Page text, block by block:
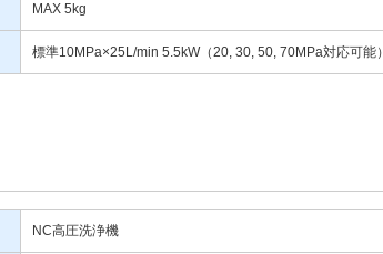
MAX 5kg
標準10MPa×25L/min 5.5kW（20, 30, 50, 70MPa対応可能）
NC高圧洗浄機